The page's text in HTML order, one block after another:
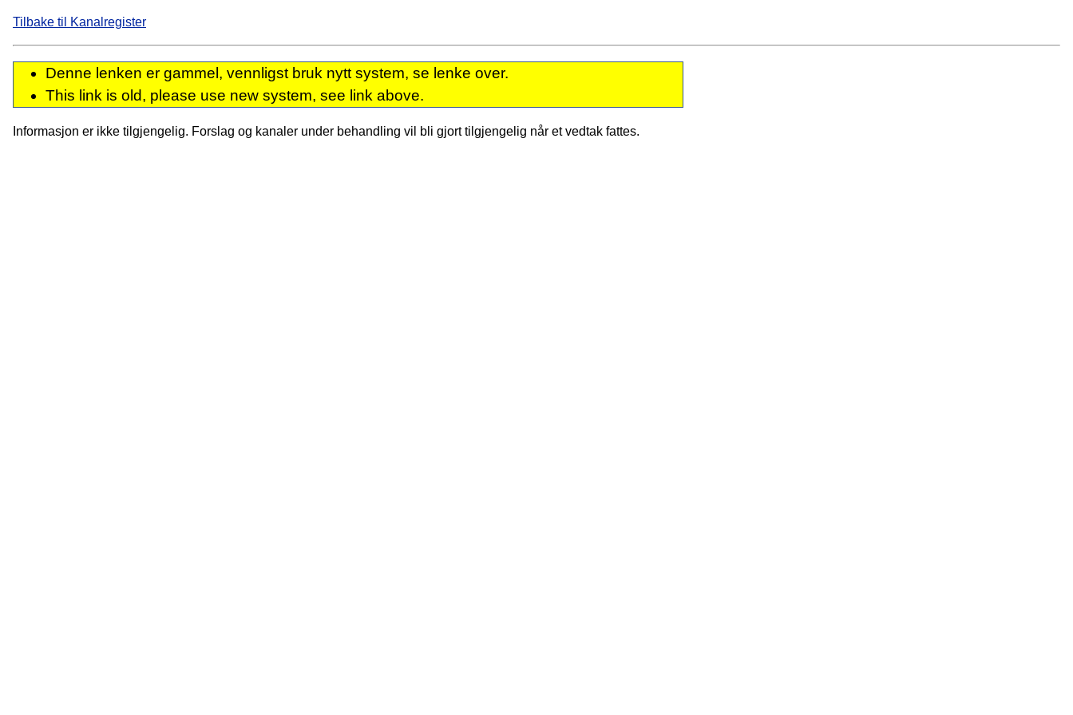
Tilbake til Kanalregister
Denne lenken er gammel, vennligst bruk nytt system, se lenke over.
This link is old, please use new system, see link above.
Informasjon er ikke tilgjengelig. Forslag og kanaler under behandling vil bli gjort tilgjengelig når et vedtak fattes.